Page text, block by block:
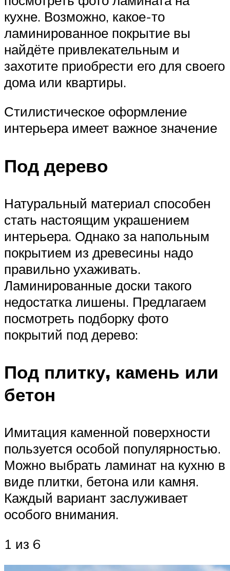
кухне. Возможно, какое-то
ламинированное покрытие вы
найдёте привлекательным и
захотите приобрести его для своего
дома или квартиры.
Стилистическое оформление
интерьера имеет важное значение
Под дерево
Натуральный материал способен
стать настоящим украшением
интерьера. Однако за напольным
покрытием из древесины надо
правильно ухаживать.
Ламинированные доски такого
недостатка лишены. Предлагаем
посмотреть подборку фото
покрытий под дерево:
Под плитку, камень или
бетон
Имитация каменной поверхности
пользуется особой популярностью.
Можно выбрать ламинат на кухню в
виде плитки, бетона или камня.
Каждый вариант заслуживает
особого внимания.
1 из 6